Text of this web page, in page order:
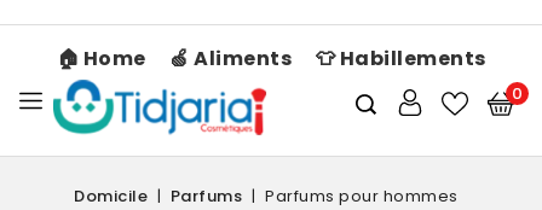
🏠 Home 🍏 Aliments 👕 Habillements
0
Domicile Parfums Parfums pour hommes